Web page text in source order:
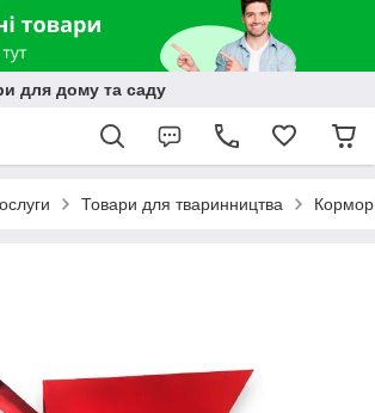
для дому та саду
Товари для тваринництва